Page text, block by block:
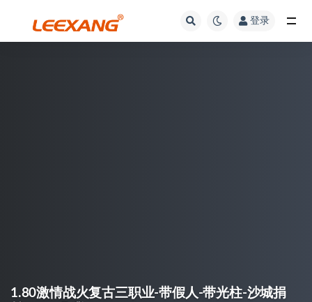
登录
1.80激情战火复古三职业-带假人-带光柱-沙城捐